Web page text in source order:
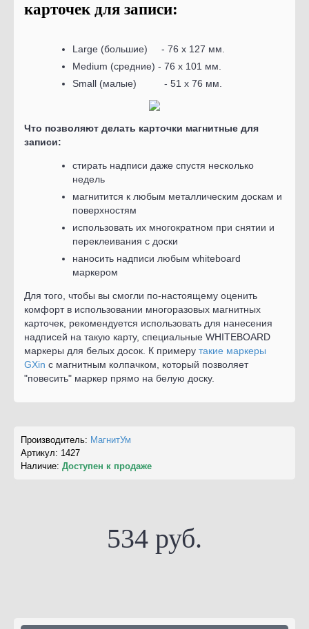
карточек для записи:
Large (большие) - 76 х 127 мм.
Medium (средние) - 76 х 101 мм.
Small (малые) - 51 х 76 мм.
Что позволяют делать карточки магнитные для
записи:
стирать надписи даже спустя несколько
недель
магнитится к любым металлическим доскам и
поверхностям
использовать их многократном при снятии и
переклеивания с доски
наносить надписи любым whiteboard
маркером
Для того, чтобы вы смогли по-настоящему оценить
комфорт в использовании многоразовых магнитных
карточек, рекомендуется использовать для нанесения
надписей на такую карту, специальные WHITEBOARD
маркеры для белых досок. К примеру такие маркеры
GXin с магнитным колпачком, который позволяет
"повесить" маркер прямо на белую доску.
Производитель: МагнитУм
Артикул: 1427
Наличие: Доступен к продаже
534 руб.